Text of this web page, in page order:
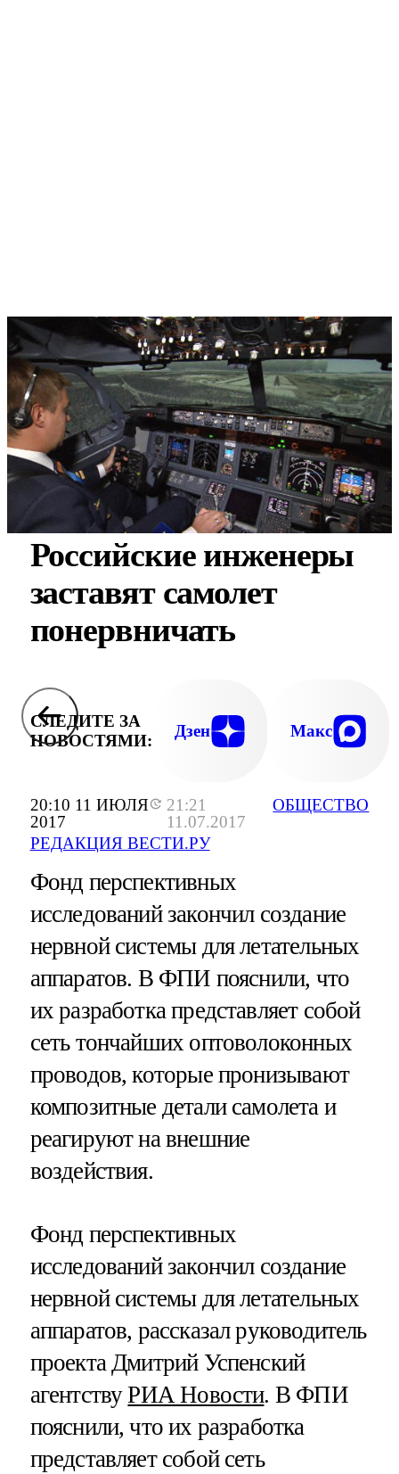
20:10 11 ИЮЛЯ
2017
21:21
11.07.2017
РЕДАКЦИЯ ВЕСТИ.РУ
ОБЩЕСТВО
Российские инженеры
заставят самолет
понервничать
СЛЕДИТЕ ЗА
НОВОСТЯМИ:
Дзен Макс
Фонд перспективных
исследований закончил создание
нервной системы для летательных
аппаратов. В ФПИ пояснили, что
их разработка представляет собой
сеть тончайших оптоволоконных
проводов, которые пронизывают
композитные детали самолета и
реагируют на внешние
воздействия.
Фонд перспективных
исследований закончил создание
нервной системы для летательных
аппаратов, рассказал руководитель
проекта Дмитрий Успенский
агентствуРИА Новости. В ФПИ
пояснили, что их разработка
представляет собой сеть